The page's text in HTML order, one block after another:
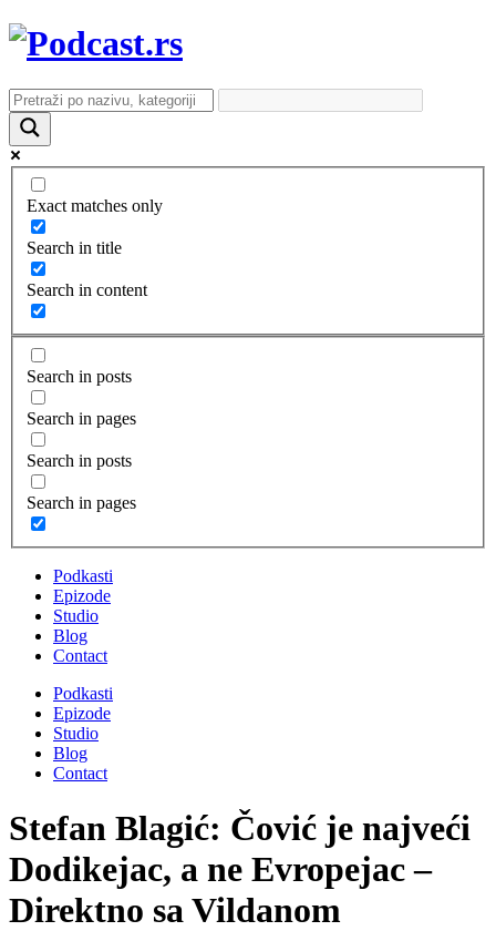
Exact matches only
Search in title
Search in content
Search in posts
Search in pages
Search in posts
Search in pages
Podkasti
Epizode
Studio
Blog
Contact
Podkasti
Epizode
Studio
Blog
Contact
Stefan Blagić: Čović je najveći
Dodikejac, a ne Evropejac –
Direktno sa Vildanom